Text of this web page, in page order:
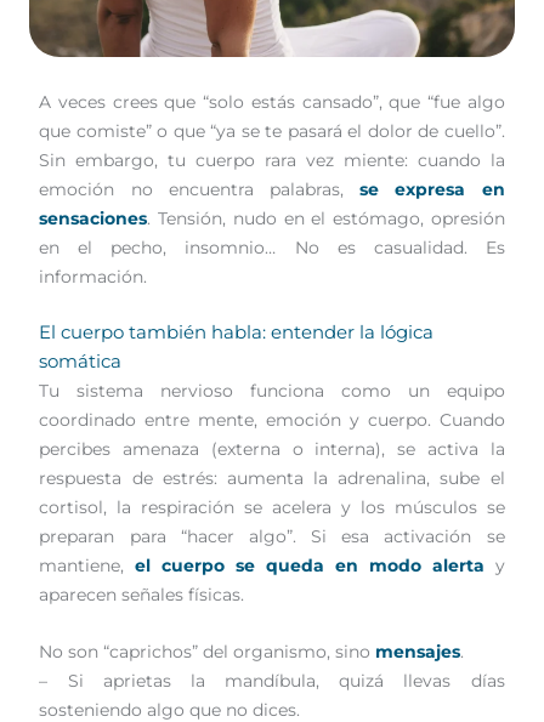
A veces crees que “solo estás cansado”, que “fue algo
que comiste” o que “ya se te pasará el dolor de cuello”.
Sin embargo, tu cuerpo rara vez miente: cuando la
emoción no encuentra palabras,se expresa en
sensaciones. Tensión, nudo en el estómago, opresión
en el pecho, insomnio… No es casualidad. Es
información.
El cuerpo también habla: entender la lógica
somática
Tu sistema nervioso funciona como un equipo
coordinado entre mente, emoción y cuerpo. Cuando
percibes amenaza (externa o interna), se activa la
respuesta de estrés: aumenta la adrenalina, sube el
cortisol, la respiración se acelera y los músculos se
preparan para “hacer algo”. Si esa activación se
mantiene,el cuerpo se queda en modo alerta y
aparecen señales físicas.
No son “caprichos” del organismo, sino mensajes.
– Si aprietas la mandíbula, quizá llevas días
sosteniendo algo que no dices.